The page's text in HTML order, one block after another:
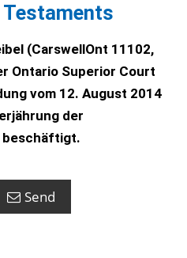
(CarswellOnt 11102,
Ontario Superior Court
vom 12. August 2014
der
Send